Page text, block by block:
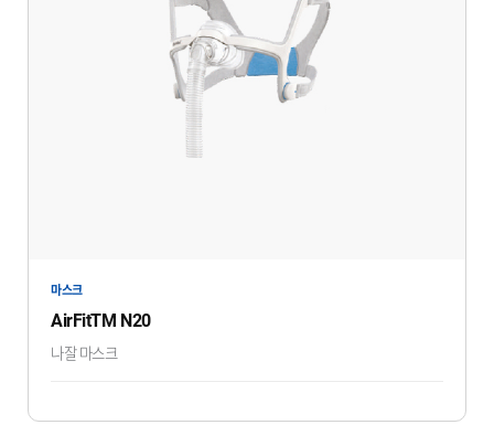
마스크
AirFitTM N20
나잘 마스크